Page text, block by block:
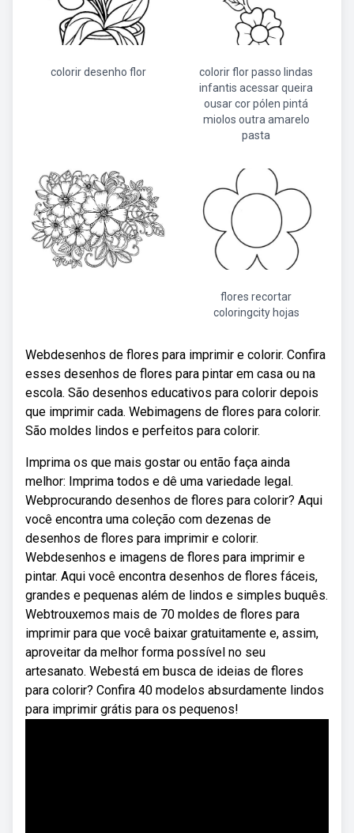
colorir desenho flor
colorir flor passo lindas
infantis acessar queira
ousar cor pólen pintá
miolos outra amarelo
pasta
flores recortar
coloringcity hojas
Webdesenhos de flores para imprimir e colorir. Confira
esses desenhos de flores para pintar em casa ou na
escola. São desenhos educativos para colorir depois
que imprimir cada. Webimagens de flores para colorir.
São moldes lindos e perfeitos para colorir.
Imprima os que mais gostar ou então faça ainda
melhor: Imprima todos e dê uma variedade legal.
Webprocurando desenhos de flores para colorir? Aqui
você encontra uma coleção com dezenas de
desenhos de flores para imprimir e colorir.
Webdesenhos e imagens de flores para imprimir e
pintar. Aqui você encontra desenhos de flores fáceis,
grandes e pequenas além de lindos e simples buquês.
Webtrouxemos mais de 70 moldes de flores para
imprimir para que você baixar gratuitamente e, assim,
aproveitar da melhor forma possível no seu
artesanato. Webestá em busca de ideias de flores
para colorir? Confira 40 modelos absurdamente lindos
para imprimir grátis para os pequenos!